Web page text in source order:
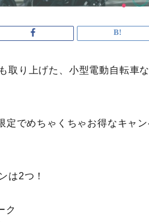
取り上げた、小型電動自転車
定でめちゃくちゃお得なキャ
は2つ！
ク